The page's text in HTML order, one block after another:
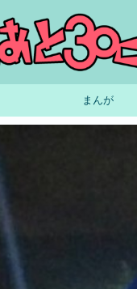
まんが